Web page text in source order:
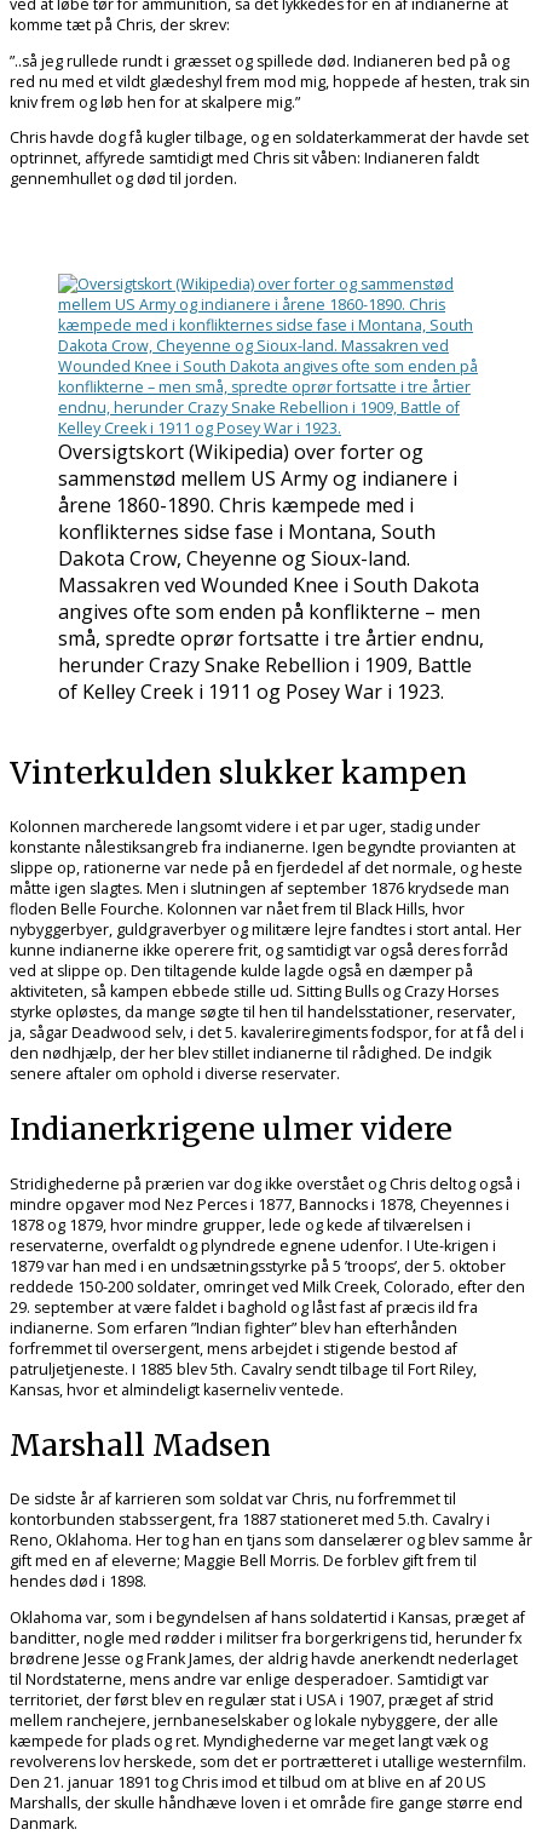
ved at løbe tør for ammunition, så det lykkedes for én af indianerne at
komme tæt på Chris, der skrev:
”..så jeg rullede rundt i græsset og spillede død. Indianeren bed på og
red nu med et vildt glædeshyl frem mod mig, hoppede af hesten, trak sin
kniv frem og løb hen for at skalpere mig.”
Chris havde dog få kugler tilbage, og en soldaterkammerat der havde set
optrinnet, affyrede samtidigt med Chris sit våben: Indianeren faldt
gennemhullet og død til jorden.
Oversigtskort (Wikipedia) over forter og
sammenstød mellem US Army og indianere i
årene 1860-1890. Chris kæmpede med i
konflikternes sidse fase i Montana, South
Dakota Crow, Cheyenne og Sioux-land.
Massakren ved Wounded Knee i South Dakota
angives ofte som enden på konflikterne – men
små, spredte oprør fortsatte i tre årtier endnu,
herunder Crazy Snake Rebellion i 1909, Battle
of Kelley Creek i 1911 og Posey War i 1923.
Vinterkulden slukker kampen
Kolonnen marcherede langsomt videre i et par uger, stadig under
konstante nålestiksangreb fra indianerne. Igen begyndte provianten at
slippe op, rationerne var nede på en fjerdedel af det normale, og heste
måtte igen slagtes. Men i slutningen af september 1876 krydsede man
floden Belle Fourche. Kolonnen var nået frem til Black Hills, hvor
nybyggerbyer, guldgraverbyer og militære lejre fandtes i stort antal. Her
kunne indianerne ikke operere frit, og samtidigt var også deres forråd
ved at slippe op. Den tiltagende kulde lagde også en dæmper på
aktiviteten, så kampen ebbede stille ud. Sitting Bulls og Crazy Horses
styrke opløstes, da mange søgte til hen til handelsstationer, reservater,
ja, sågar Deadwood selv, i det 5. kavaleriregiments fodspor, for at få del i
den nødhjælp, der her blev stillet indianerne til rådighed. De indgik
senere aftaler om ophold i diverse reservater.
Indianerkrigene ulmer videre
Stridighederne på prærien var dog ikke overstået og Chris deltog også i
mindre opgaver mod Nez Perces i 1877, Bannocks i 1878, Cheyennes i
1878 og 1879, hvor mindre grupper, lede og kede af tilværelsen i
reservaterne, overfaldt og plyndrede egnene udenfor. I Ute-krigen i
1879 var han med i en undsætningsstyrke på 5 ’troops’, der 5. oktober
reddede 150-200 soldater, omringet ved Milk Creek, Colorado, efter den
29. september at være faldet i baghold og låst fast af præcis ild fra
indianerne. Som erfaren ”Indian fighter” blev han efterhånden
forfremmet til oversergent, mens arbejdet i stigende bestod af
patruljetjeneste. I 1885 blev 5th. Cavalry sendt tilbage til Fort Riley,
Kansas, hvor et almindeligt kaserneliv ventede.
Marshall Madsen
De sidste år af karrieren som soldat var Chris, nu forfremmet til
kontorbunden stabssergent, fra 1887 stationeret med 5.th. Cavalry i
Reno, Oklahoma. Her tog han en tjans som danselærer og blev samme år
gift med en af eleverne; Maggie Bell Morris. De forblev gift frem til
hendes død i 1898.
Oklahoma var, som i begyndelsen af hans soldatertid i Kansas, præget af
banditter, nogle med rødder i militser fra borgerkrigens tid, herunder fx
brødrene Jesse og Frank James, der aldrig havde anerkendt nederlaget
til Nordstaterne, mens andre var enlige desperadoer. Samtidigt var
territoriet, der først blev en regulær stat i USA i 1907, præget af strid
mellem ranchejere, jernbaneselskaber og lokale nybyggere, der alle
kæmpede for plads og ret. Myndighederne var meget langt væk og
revolverens lov herskede, som det er portrætteret i utallige westernfilm.
Den 21. januar 1891 tog Chris imod et tilbud om at blive en af 20 US
Marshalls, der skulle håndhæve loven i et område fire gange større end
Danmark.